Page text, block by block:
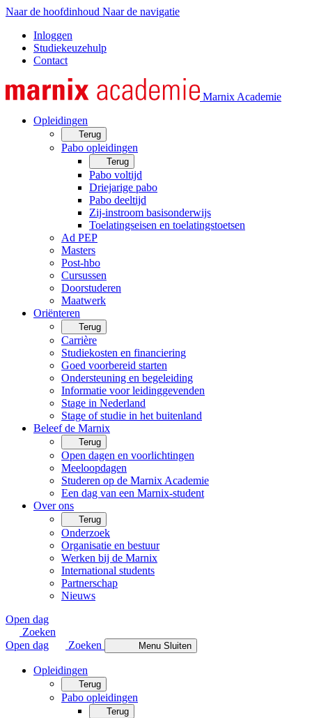
Naar de hoofdinhoud Naar de navigatie
Inloggen
Studiekeuzehulp
Contact
Marnix Academie
Opleidingen
Terug
Pabo opleidingen
Terug
Pabo voltijd
Driejarige pabo
Pabo deeltijd
Zij-instroom basisonderwijs
Toelatingseisen en toelatingstoetsen
Ad PEP
Masters
Post-hbo
Cursussen
Doorstuderen
Maatwerk
Oriënteren
Terug
Carrière
Studiekosten en financiering
Goed voorbereid starten
Ondersteuning en begeleiding
Informatie voor leidinggevenden
Stage in Nederland
Stage of studie in het buitenland
Beleef de Marnix
Terug
Open dagen en voorlichtingen
Meeloopdagen
Studeren op de Marnix Academie
Een dag van een Marnix-student
Over ons
Terug
Onderzoek
Organisatie en bestuur
Werken bij de Marnix
International students
Partnerschap
Nieuws
Open dag
Zoeken
Open dag
Zoeken Menu Sluiten
Opleidingen
Terug
Pabo opleidingen
Terug